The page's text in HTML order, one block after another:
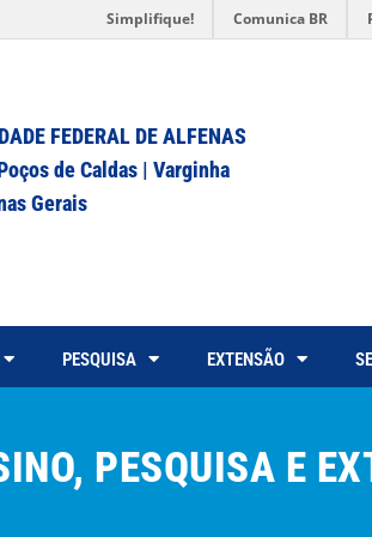
Simplifique! Comunica BR
FEDERAL DE ALFENAS
de Caldas | Varginha
Gerais
PESQUISA EXTENSÃO
PESQUISA E